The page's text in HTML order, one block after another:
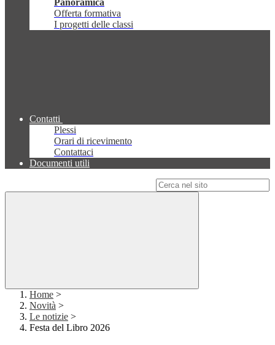
Panoramica
Offerta formativa
I progetti delle classi
Contatti
Plessi
Orari di ricevimento
Contattaci
Documenti utili
Home >
Novità >
Le notizie >
Festa del Libro 2026